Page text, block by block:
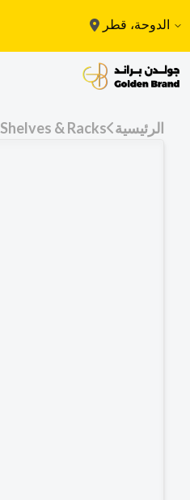
الدوحة، قطر
الرئيسية Shelves & Racks